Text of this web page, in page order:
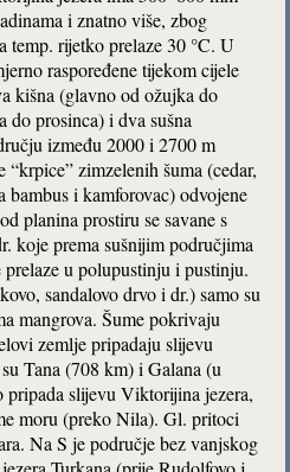
i znatno više, zbog
temp. rijetko prelaze 30 °C. U
raspoređene tijekom cijele
kišna (glavno od ožujka do
do prosinca) i dva sušna
između 2000 i 2700 m
“krpice” zimzelenih šuma (cedar,
bambus i kamforovac) odvojene
od planina prostiru se savane s
koje prema sušnijim područjima
prelaze u polupustinju i pustinju.
sandalovo drvo i dr.) samo su
mangrova. Šume pokrivaju
zemlje pripadaju slijevu
Tana (708 km) i Galana (u
slijevu Viktorijina jezera,
moru (preko Nila). Gl. pritoci
Na S je područje bez vanjskog